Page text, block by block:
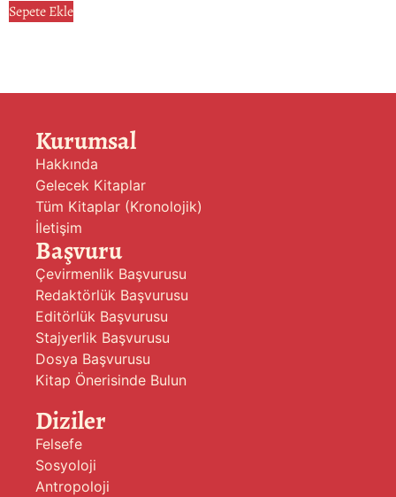
Sepete Ekle
Kurumsal
Hakkında
Gelecek Kitaplar
Tüm Kitaplar (Kronolojik)
İletişim
Başvuru
Çevirmenlik Başvurusu
Redaktörlük Başvurusu
Editörlük Başvurusu
Stajyerlik Başvurusu
Dosya Başvurusu
Kitap Önerisinde Bulun
Diziler
Felsefe
Sosyoloji
Antropoloji